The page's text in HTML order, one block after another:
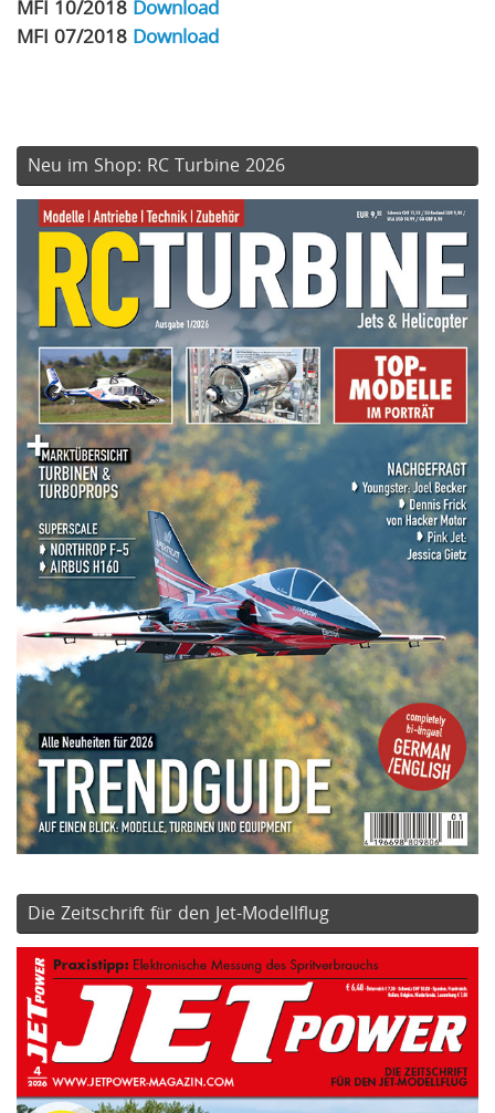
MFI 10/2018 Download
MFI 07/2018 Download
Neu im Shop: RC Turbine 2026
Die Zeitschrift für den Jet-Modellflug